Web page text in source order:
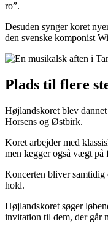
ro”.
Desuden synger koret
den svenske komponist
Plads til flere
Højlandskoret blev
Horsens og Østbirk.
Koret arbejder med
men lægger også vægt på
Koncerten bliver
hold.
Højlandskoret søger
invitation til dem, der går